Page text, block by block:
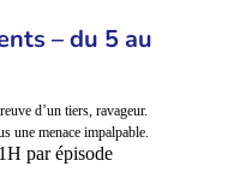
– du 5 au
d’un tiers, ravageur.
une menace impalpable.
par épisode